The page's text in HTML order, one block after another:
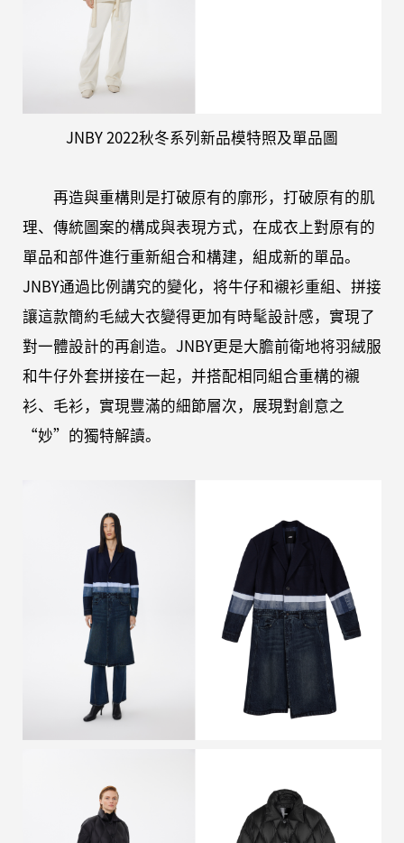
JNBY 2022秋冬系列新品模特照及單品圖
再造與重構則是打破原有的廓形，打破原有的肌
理、傳統圖案的構成與表現方式，在成衣上對原有的
單品和部件進行重新組合和構建，組成新的單品。
JNBY通過比例講究的變化，将牛仔和襯衫重組、拼接
讓這款簡約毛絨大衣變得更加有時髦設計感，實現了
對一體設計的再創造。JNBY更是大膽前衛地将羽絨服
和牛仔外套拼接在一起，并搭配相同組合重構的襯
衫、毛衫，實現豐滿的細節層次，展現對創意之
“妙”的獨特解讀。